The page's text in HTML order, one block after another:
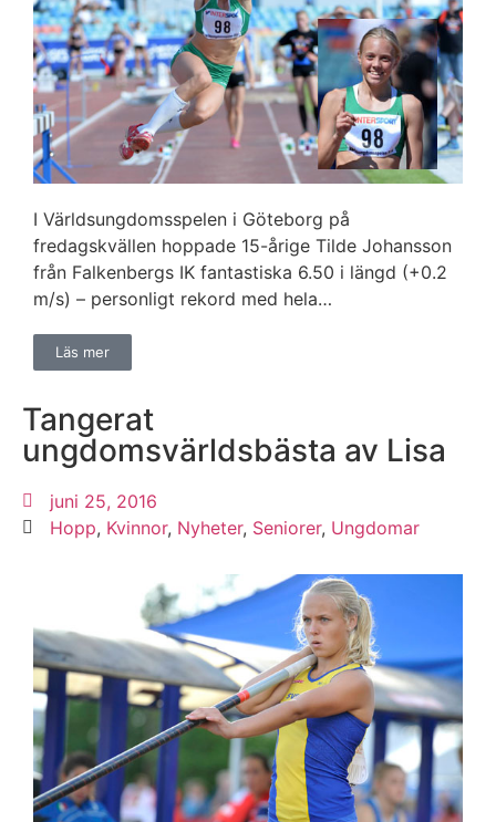
I Världsungdomsspelen i Göteborg på
fredagskvällen hoppade 15-årige Tilde Johansson
från Falkenbergs IK fantastiska 6.50 i längd (+0.2
m/s) – personligt rekord med hela…
Läs mer
Tangerat
ungdomsvärldsbästa av Lisa
juni 25, 2016
Hopp, Kvinnor, Nyheter, Seniorer, Ungdomar